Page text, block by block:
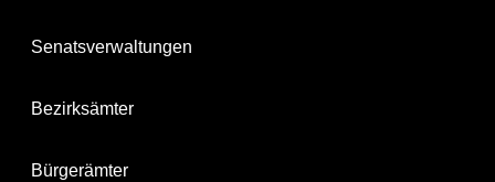
Senatsverwaltungen
Bezirksämter
Bürgerämter